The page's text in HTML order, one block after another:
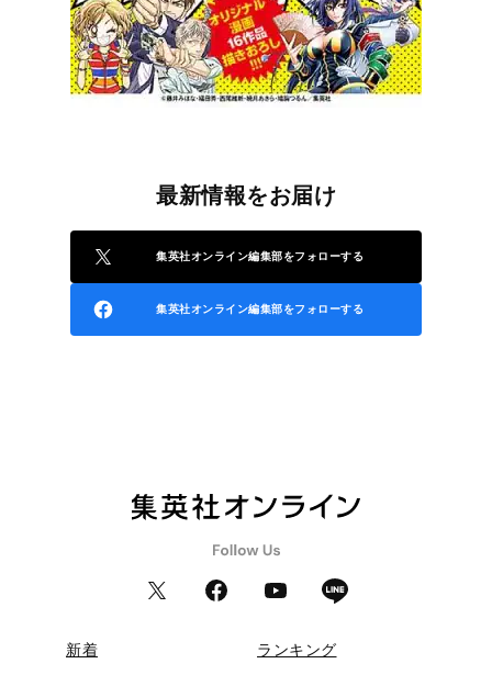
最新情報をお届け
集英社オンライン編集部をフォローする
集英社オンライン編集部をフォローする
新着 ランキング